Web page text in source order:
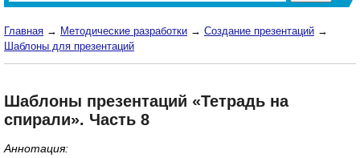
Главная → Методические разработки → Создание презентаций →
Шаблоны для презентаций
Шаблоны презентаций «Тетрадь на
спирали». Часть 8
Аннотация: